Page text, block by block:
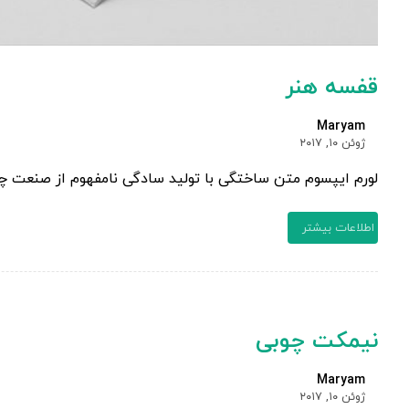
قفسه هنر
Maryam
ژوئن ۱۰, ۲۰۱۷
لورم ایپسوم متن ساختگی با تولید سادگی نامفهوم از صنعت
اطلاعات بیشتر
نیمکت چوبی
Maryam
ژوئن ۱۰, ۲۰۱۷